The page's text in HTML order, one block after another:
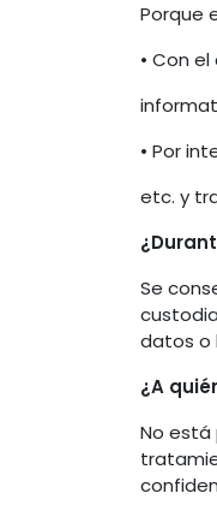
Porque
• Con
• Por
etc. y
Se
datos o
¿A
No está